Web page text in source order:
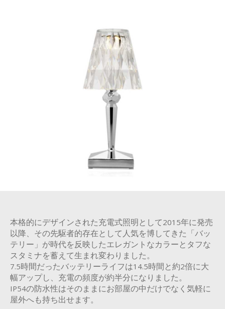
本格的にデザインされた充電式照明として2015年に発売
以降、その先駆者的存在として人気を博してきた「バッ
テリー」が時代を反映したエレガントなカラーとタフな
スタミナを蓄えて生まれ変わりました。
7.5時間だったバッテリーライフは14.5時間と約2倍に大
幅アップし、充電の頻度が約半分になりました。
IP54の防水性はそのままにお部屋の中だけでなく気軽に
屋外へも持ち出せます。